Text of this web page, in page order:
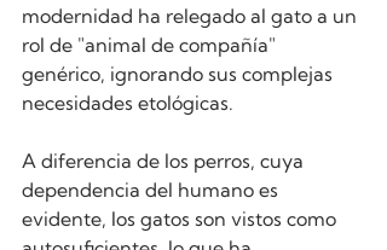
modernidad ha relegado al gato a un
rol de "animal de compañía"
genérico, ignorando sus complejas
necesidades etológicas.
A diferencia de los perros, cuya
dependencia del humano es
evidente, los gatos son vistos como